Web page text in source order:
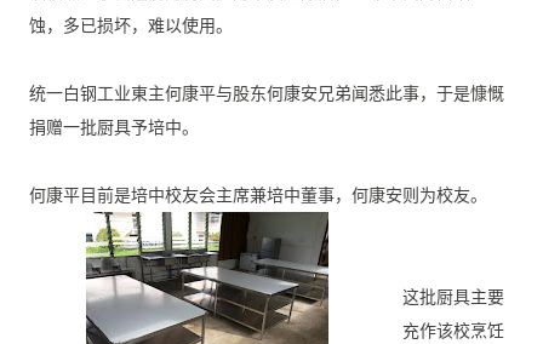
蚀， 多已损坏，难以使用。
统一白钢工业東主何康平与股东何康安兄弟闻悉此事， 于是慷慨
捐赠一批厨具予培中。
何康平目前是培中校友会主席兼培中董事，何康安则为校友。
这批厨具主要
充作该校烹饪